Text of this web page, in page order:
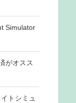
Simulator
がオスス
トシミュ